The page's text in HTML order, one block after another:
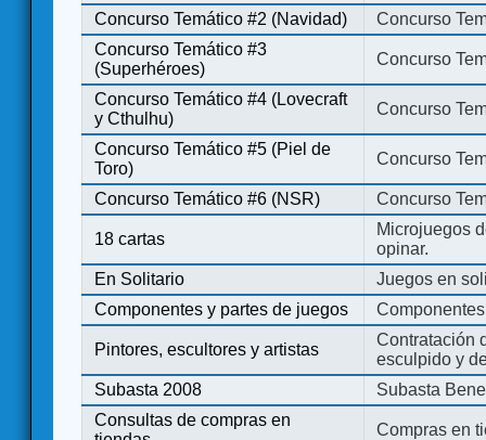
Concurso Temático #2 (Navidad)
Concurso
Concurso Temático #3
(Superhéroes)
Concurso
Concurso Temático #4 (Lovecraft
y Cthulhu)
Concurso
Concurso Temático #5 (Piel de
Toro)
Concurso
Concurso Temático #6 (NSR) Concurso
18 cartas
Microjuegos
opinar.
En Solitario
Juegos en
Componentes y partes de juegos
Pintores, escultores y artistas
Contratación
esculpido y
Subasta 2008
Subasta
Consultas de compras en
Compras en